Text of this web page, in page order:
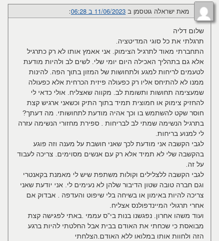
מאת ישראלה גוטסמן ב 11/06/2023 ב 06:28 :‏
שלום דליה
תרגלתי את כל סוגי המדיטציה.
התחברתי מאוד לתרגיל הצימוק. אני אאמץ אותו לא רק כתרגיל
אלא גם בתהליך האכילה היום יומי שלי. לשים לב ולהיות מודעת
לטעמים לריחות למגע ולתחושות של המזון בתוך הפה. להינות
ממנו לא להתיחס אליו רק כפעולה פיזית הכרחית אלא כפעולה
שמעצימה תחושות ותשומת לב. מקווה שאצליח. אולי כדאי לי
להחזיק צימוק או חמוצית תמיד בתוך התיק וכשאני ארגיש קצת
חוסר שקט להשתמש בו וכך אהיה מודעת לתחושותי. מה דעתך?
בתרגיל הנשימה שמתי לב לבריחות . ספירת מחזורי הנשימה עזרה
לי למנוע בריחות.
לגבי הקשבה אני מודעת לכך שאני חושבת על מענה וזה פוגע
בהקשבה שלי לא תמיד אלא רק עם אנשים מסוימים. צריכה לעבוד
על זה.
לגבי הקשבה ללצלילים וקולות משתפת שיש לי מאמנת בקאנטרי
וגם חברה טובה שטון הדיבור שלהן לא נעימים לי. אני יודעת שאני
צריכה להיות באימון או בשיחה בלי שיפוט והעדפה . אבדוק אם
אחרי תרגולי המיינדפולנס אצליח.
ועוד משהו אחרון. נפגשנו בנות בי”ס עממי .באתי לפגישה קצת
מבואסת כי שכחתי את האודם בבית אבל החלטתי להיות ברגע
הזה ולחוות אותו במלואו ללא האודם.הצלחתי